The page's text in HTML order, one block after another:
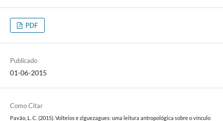
PDF
Publicado
01-06-2015
Como Citar
Pavão, L. C. (2015). Volteios e ziguezagues: uma leitura antropológica sobre o vínculo